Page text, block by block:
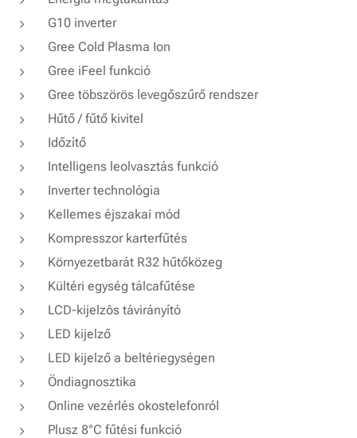
G10 inverter
Gree Cold Plasma Ion
Gree iFeel funkció
Gree töbszörös levegőszűrő rendszer
Hűtő / fűtő kivitel
Időzítő
Intelligens leolvasztás funkció
Inverter technológia
Kellemes éjszakai mód
Kompresszor karterfűtés
Környezetbarát R32 hűtőközeg
Kültéri egység tálcafűtése
LCD-kijelzôs távirányító
LED kijelző
LED kijelző a beltériegységen
Öndiagnosztika
Online vezérlés okostelefonról
Plusz 8°C fűtési funkció